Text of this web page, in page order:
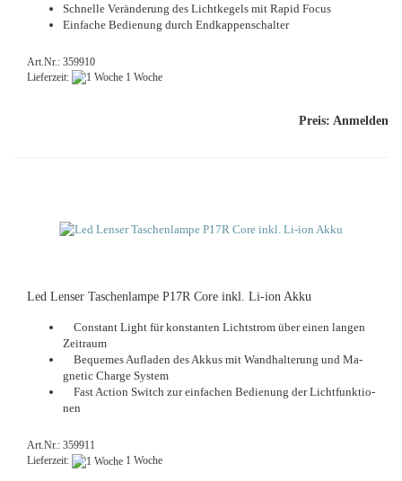
Schnel­le Ver­än­de­rung des Licht­ke­gels mit Rapid Focus
Ein­fa­che Be­die­nung durch End­kap­pen­schal­ter
Art.Nr.: 359910
Lieferzeit:
1 Woche
Preis: Anmelden
Led Len­ser Ta­schen­lam­pe P17R Core inkl. Li-​ion Akku
Con­stant Light für kon­stan­ten Licht­strom über einen lan­gen
Zeit­raum
Be­que­mes Auf­la­den des Akkus mit Wand­hal­te­rung und Ma­
gne­tic Char­ge Sys­tem
Fast Ac­tion Switch zur ein­fa­chen Be­die­nung der Licht­funk­tio­
nen
Art.Nr.: 359911
Lieferzeit:
1 Woche